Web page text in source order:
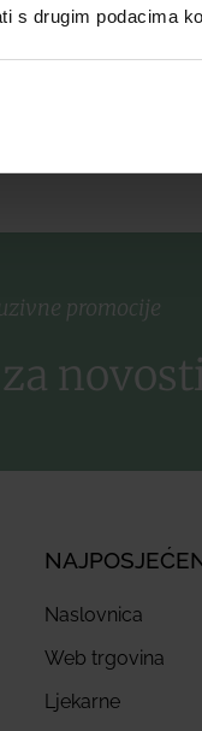
s drugim podacima
promocije
Naslovnica
Web trgovina
Ljekarne